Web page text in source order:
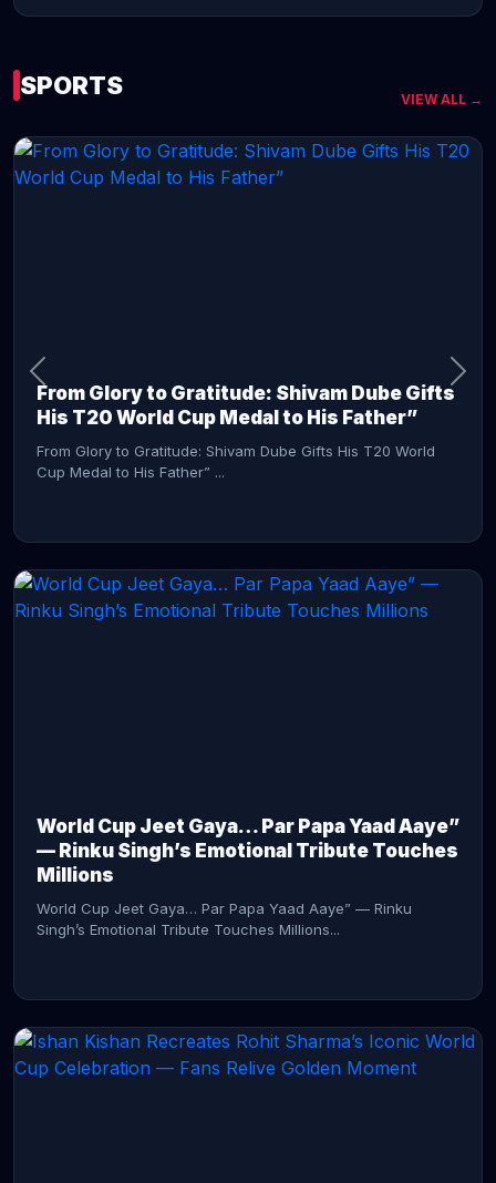
SPORTS VIEW ALL →
From Glory to Gratitude: Shivam Dube Gifts
His T20 World Cup Medal to His Father”
From Glory to Gratitude: Shivam Dube Gifts His T20 World
Cup Medal to His Father” ...
World Cup Jeet Gaya… Par Papa Yaad Aaye”
— Rinku Singh’s Emotional Tribute Touches
Millions
World Cup Jeet Gaya… Par Papa Yaad Aaye” — Rinku
Singh’s Emotional Tribute Touches Millions...